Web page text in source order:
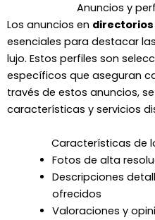
Anuncios y
Los anuncios en directorios
esenciales para destacar
lujo. Estos perfiles son
específicos que aseguran
través de estos anuncios,
características y servicios
Características de
Fotos de alta
Descripciones
ofrecidos
Valoraciones y